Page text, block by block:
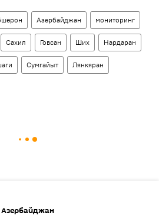
Азербайджан мониторинг
Сахил Говсан Ших Нардаран
Сумгайыт Лянкяран
Азербайджан